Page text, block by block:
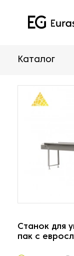
Каталог
Станок для
пак с